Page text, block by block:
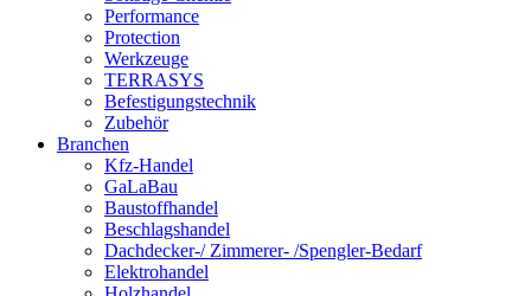
Performance
Protection
Werkzeuge
TERRASYS
Befestigungstechnik
Zubehör
Branchen
Kfz-Handel
GaLaBau
Baustoffhandel
Beschlagshandel
Dachdecker-/ Zimmerer- /Spengler-Bedarf
Elektrohandel